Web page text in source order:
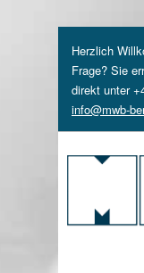
Herzlich
Frage? Sie
direkt unter
info@mwb-